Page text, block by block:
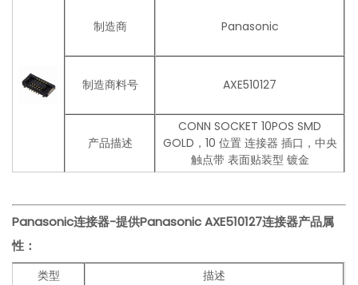
制造商 Panasonic
制造商料号 AXE510127
产品描述
CONN SOCKET 10POS SMD
GOLD，10 位置 连接器 插口，中央
触点带 表面贴装型 镀金
Panasonic连接器-提供Panasonic AXE510127连接器产品属
性：
类型 描述